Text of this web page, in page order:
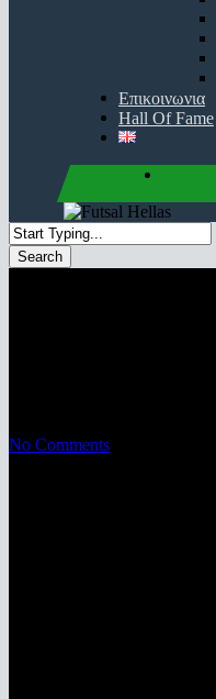
Επικοινωνια
Hall Of Fame
Search
No Comments